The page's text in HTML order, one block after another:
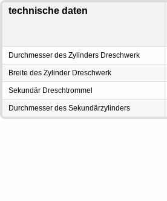
technische daten
Durchmesser des Zylinders Dreschwerk
Breite des Zylinder Dreschwerk
Sekundär Dreschtrommel
Durchmesser des Sekundärzylinders